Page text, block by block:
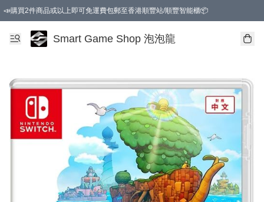
📣購買2件商品或以上即可免運費包郵至香港順豐站/順豐智能櫃📦
Smart Game Shop 泡泡龍